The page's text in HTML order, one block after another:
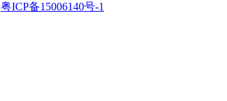
粤ICP备15006140号-1